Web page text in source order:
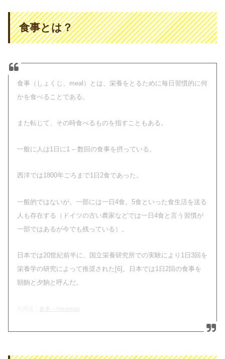
食事とは？
食事（しょくじ、meal）とは、栄養をとるために毎日習慣的に何
かを食べることである。
また転じて、その時食べるものを指すこともある。
一般に人は1日に1 – 数回の食事を摂っている。
西洋では1800年ごろまで1日2食であった。
一般的ではないが、一部には一日4食、5食といった食生活を送る
人も存在する（ドイツの古い農家などでは一日4食と言う習慣が
一部ではあるが今でも残っている）。
日本では20世紀前半に、国立栄養研究所での実験により1日3回を
栄養学の研究によって推奨された[6]。日本では1日2回の食事を
朝餉と夕餉と呼んだ。